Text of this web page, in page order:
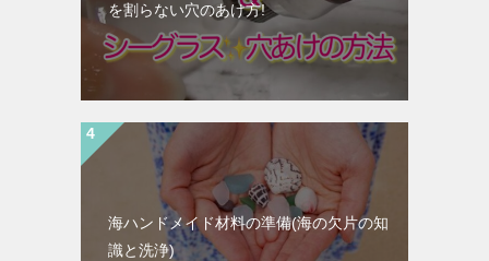
を割らない穴のあけ方!
海ハンドメイド材料の準備(海の欠片の知
識と洗浄)